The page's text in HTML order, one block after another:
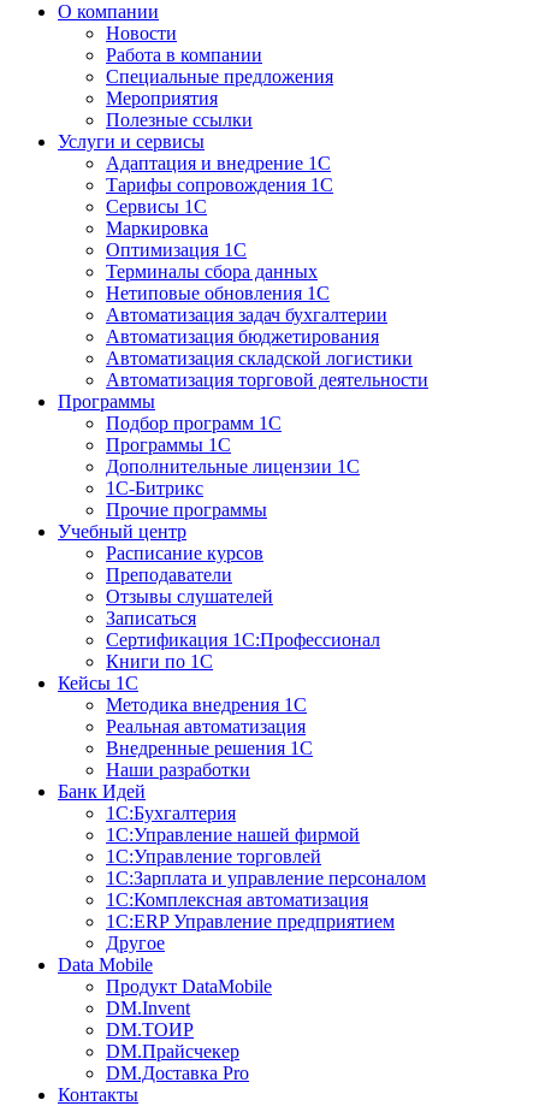
О компании
Новости
Работа в компании
Специальные предложения
Мероприятия
Полезные ссылки
Услуги и сервисы
Адаптация и внедрение 1С
Тарифы сопровождения 1С
Сервисы 1С
Маркировка
Оптимизация 1С
Терминалы сбора данных
Нетиповые обновления 1С
Автоматизация задач бухгалтерии
Автоматизация бюджетирования
Автоматизация складской логистики
Автоматизация торговой деятельности
Программы
Подбор программ 1С
Программы 1С
Дополнительные лицензии 1С
1С-Битрикс
Прочие программы
Учебный центр
Расписание курсов
Преподаватели
Отзывы слушателей
Записаться
Сертификация 1С:Профессионал
Книги по 1С
Кейсы 1С
Методика внедрения 1С
Реальная автоматизация
Внедренные решения 1С
Наши разработки
Банк Идей
1С:Бухгалтерия
1С:Управление нашей фирмой
1С:Управление торговлей
1С:Зарплата и управление персоналом
1С:Комплексная автоматизация
1С:ERP Управление предприятием
Другое
Data Mobile
Продукт DataMobile
DM.Invent
DM.ТОИР
DM.Прайсчекер
DM.Доставка Pro
Контакты